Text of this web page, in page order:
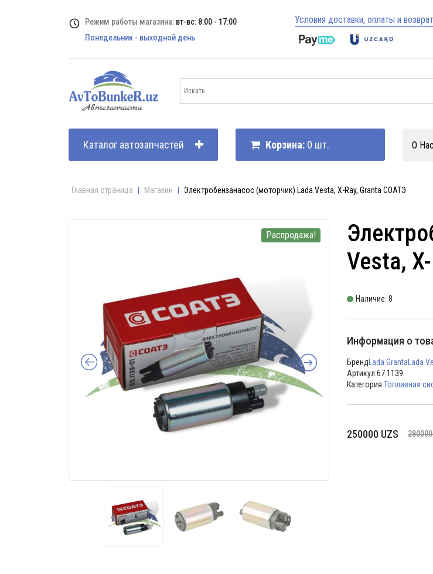
Режим работы магазина: вт-вс: 8:00 - 17:00
Понедельник - выходной день
Условия доставки, оплаты и
Каталог автозапчастей Корзина: 0 шт. О Нас
Главная страница Магазин Электробензанасос (моторчик) Lada Vesta, X-Ray, Granta СОАТЭ
Распродажа!
Vesta,
Наличие: 8
Информация о
Бренд Lada Granta Lada
Артикул:67.1139
Категория:Топливная
Первоначальная
250000 UZS
Текущая